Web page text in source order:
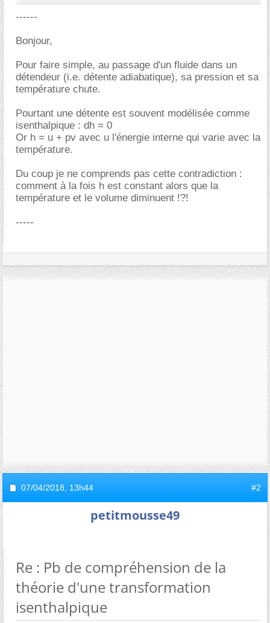
------
Bonjour,
Pour faire simple, au passage d'un fluide dans un
détendeur (i.e. détente adiabatique), sa pression et sa
température chute.
Pourtant une détente est souvent modélisée comme
isenthalpique : dh = 0
Or h = u + pv avec u l'énergie interne qui varie avec la
température.
Du coup je ne comprends pas cette contradiction :
comment à la fois h est constant alors que la
température et le volume diminuent !?!
-----
07/04/2018, 13h44 #2
petitmousse49
Re : Pb de compréhension de la
théorie d'une transformation
isenthalpique